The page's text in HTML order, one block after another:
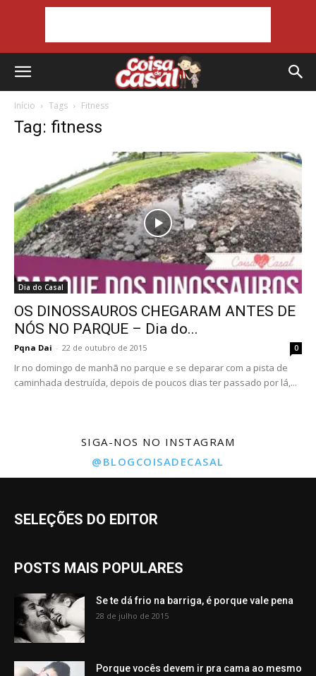
Início Tags Fitness
Tag: fitness
Dia do Casal
OS DINOSSAUROS CHEGARAM ANTES DE
NÓS NO PARQUE – Dia do...
Pqna Dai - 22 de outubro de 2015 0
Ir no domingo de manhã no parque e se deparar com a pista de
caminhada destruída, depois de poucos dias ter passado por lá,...
SIGA-NOS NO INSTAGRAM
@BLOGCOISADECASAL
SELEÇÕES DO EDITOR
POSTS MAIS POPULARES
Se te dá frio na barriga, é porque vale pena
28 de julho de 2015
Porque vocês devem ir pra cama ao mesmo